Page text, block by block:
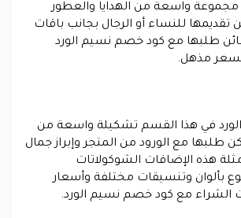
واسعة من الهدايا والعطور
تقديمها للنساء أو الرجال بجانب باقات
طلبها مع كود خصم نسيم الورد
مذهل.
في هذا القسم تشكيلة واسعة من
طلبها مع الورود من المتجر وإبراز جمال
هذه الإضافات الشوكولاتات
بألوان وتنسيقات مختلفة وأسعار
الشراء مع كود خصم نسيم الورد.